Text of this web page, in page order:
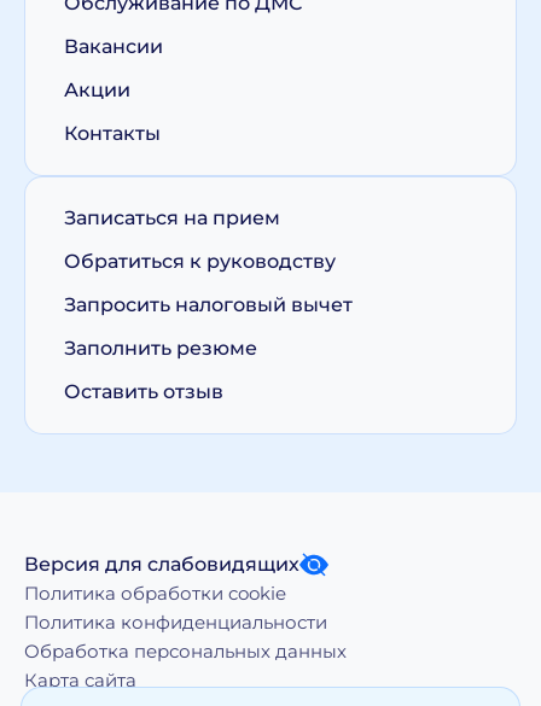
Вакансии
Акции
Контакты
Записаться на прием
Обратиться к руководству
Запросить налоговый вычет
Заполнить резюме
Оставить отзыв
Версия для слабовидящих
Политика обработки cookie
Политика конфиденциальности
Обработка персональных данных
Карта сайта